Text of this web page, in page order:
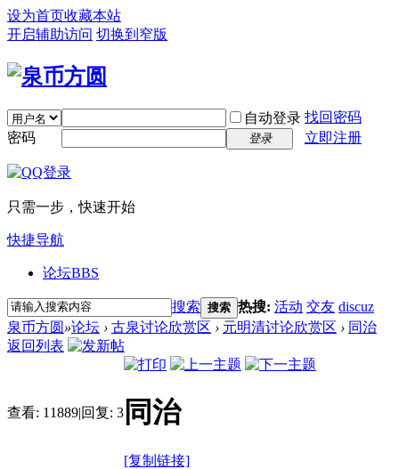
设为首页收藏本站
开启辅助访问 切换到窄版
自动登录 找回密码
密码
登录 立即注册
只需一步，快速开始
快捷导航
论坛BBS
搜索 搜索 热搜: 活动 交友 discuz
泉币方圆 »论坛 › 古泉讨论欣赏区 › 元明清讨论欣赏区 › 同治
返回列表
查看: 11889|回复: 3 同治
[复制链接]